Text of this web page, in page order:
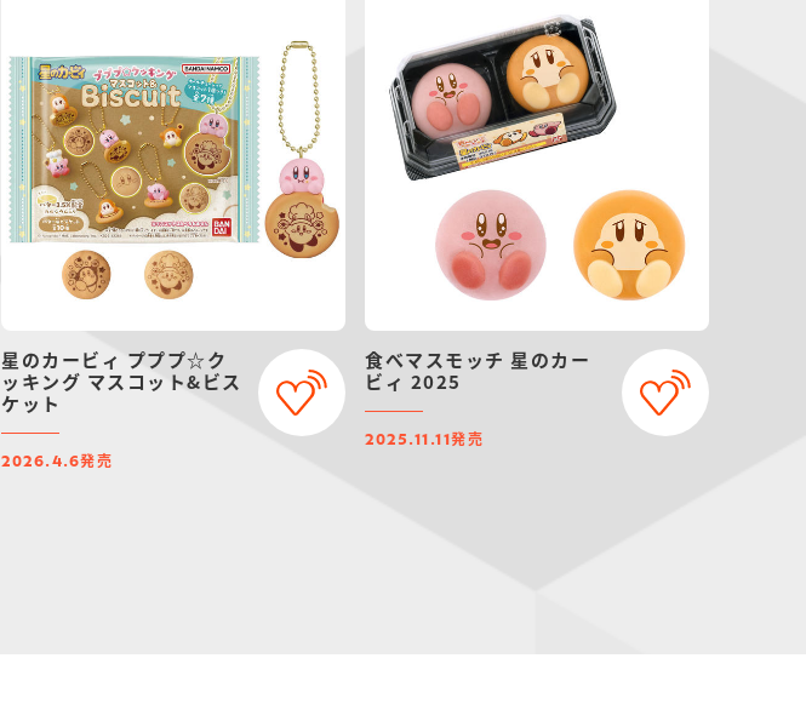
星のカービィ プププ☆ク
ッキング マスコット&ビス
ケット
2026.4.6発売
食べマスモッチ 星のカー
ビィ 2025
2025.11.11発売